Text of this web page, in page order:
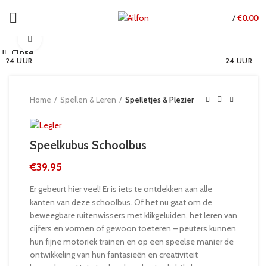
/€0.00
24 UUR
Home Spellen & Leren Spelletjes & Plezier
Speelkubus Schoolbus
€39.95
Er gebeurt hier veel! Er is iets te ontdekken aan alle
kanten van deze schoolbus. Of het nu gaat om de
beweegbare ruitenwissers met klikgeluiden, het leren van
cijfers en vormen of gewoon toeteren – peuters kunnen
hun fijne motoriek trainen en op een speelse manier de
ontwikkeling van hun fantasieën en creativiteit
24 UUR
Close
24 UUR
Close
24 UUR
Close
24 UUR
Close
24 UUR
Close
24 UUR
Close
24 UUR
Close
24 UUR
Close